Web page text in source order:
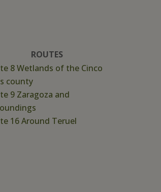
ROUTES
8 Wetlands of the Cinco
county
9 Zaragoza and
16 Around Teruel